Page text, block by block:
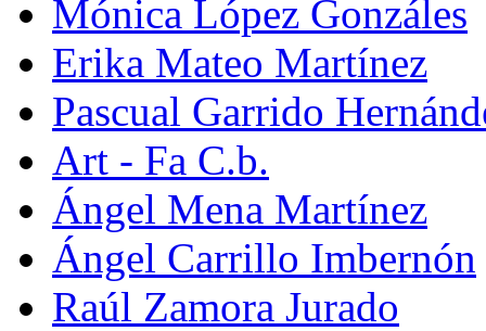
Mónica López Gonzáles
Erika Mateo Martínez
Pascual Garrido
Art - Fa C.b.
Ángel Mena Martínez
Ángel Carrillo Imbernón
Raúl Zamora Jurado